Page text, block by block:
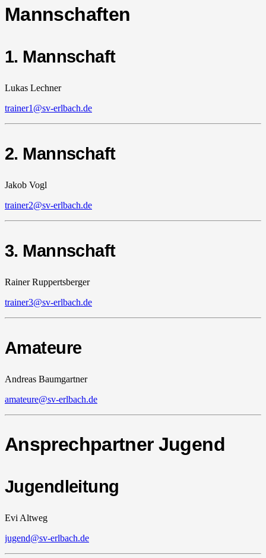
Mannschaften
1. Mannschaft
Lukas Lechner
trainer1@sv-erlbach.de
2. Mannschaft
Jakob Vogl
trainer2@sv-erlbach.de
3. Mannschaft
Rainer Ruppertsberger
trainer3@sv-erlbach.de
Amateure
Andreas Baumgartner
amateure@sv-erlbach.de
Ansprechpartner Jugend
Jugendleitung
Evi Altweg
jugend@sv-erlbach.de